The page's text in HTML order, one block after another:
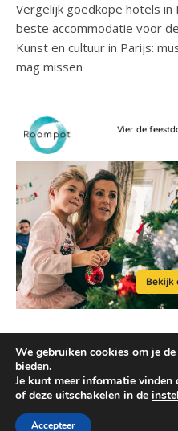
Vergelijk goedkope hotels in
beste accommodatie voor
Kunst en cultuur in Parijs:
mag missen
2026 ©
We gebruiken cookies om je
bieden.
Je kunt meer informatie
of deze uitschakelen in de
Accepteer